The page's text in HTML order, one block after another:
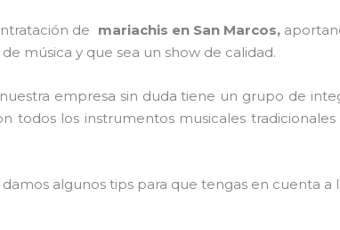
de mariachis en San Marcos,
música y que sea un show de calidad.
nuestra empresa sin duda tiene un grupo de
todos los instrumentos musicales
algunos tips para que tengas en cuenta a